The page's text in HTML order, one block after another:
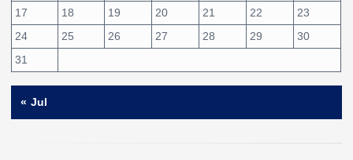
17
18 19 20 21 22
23
24
25 26 27 28 29
30
31
« Jul